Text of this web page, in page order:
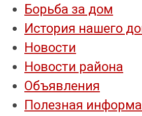
Борьба за дом
История нашего
Новости
Новости района
Объявления
Полезная